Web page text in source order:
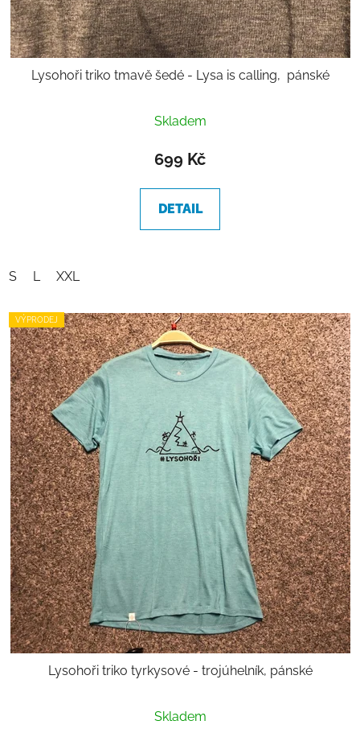
Lysohoři triko tmavě šedé - Lysa is calling, pánské
Skladem
699 Kč
DETAIL
S L XXL
VÝPRODEJ
Lysohoři triko tyrkysové - trojúhelník, pánské
hodnocení
Skladem